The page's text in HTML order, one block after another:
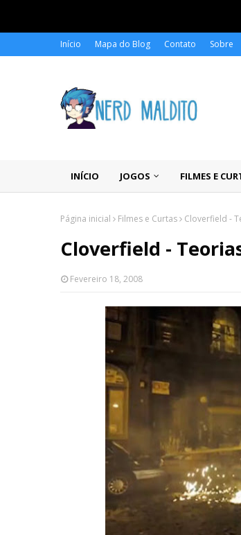
Início Mapa do Blog Contato Sobre
INÍCIO JOGOS FILMES E
Página inicial Filmes e Curtas Cloverfield -
Cloverfield -
Fevereiro 18, 2008